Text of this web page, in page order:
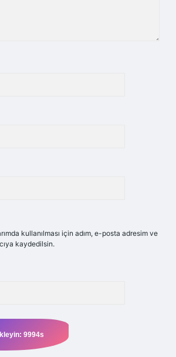
kullanılması için adım, e-posta adresim ve
kaydedilsin.